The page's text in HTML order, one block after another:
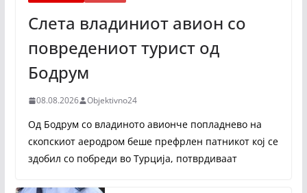
Слета владиниот авион со
повредениот турист од
Бодрум
08.08.2026 Objektivno24
Од Бодрум со владиното авионче попладнево на
скопскиот аеродром беше префрлен патникот кој се
здобил со побреди во Турција, потврдиваат